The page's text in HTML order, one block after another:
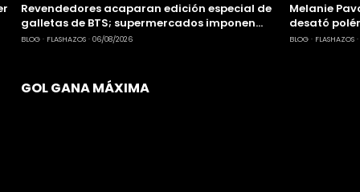
Revendedores acaparan edición especial de
galletas de BTS; supermercados imponen
límites de compra tras quejas
BLOG FLASHAZOS 06/08/2026
Melanie
desató
Balvin
BLOG FLASHAZOS
GOL GANA MÁXIMA